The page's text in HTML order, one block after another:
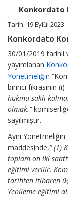
Konkordato
Tarih: 19 Eylül 2023
Konkordato
30/01/2019 tarihli
yayımlanan
Yönetmeliğin
birinci fıkrasının
hükmü saklı
olmak.”
sayılmıştır.
Aynı Yönetmeliğin
maddesinde,” (1)
toplam on iki
eğitimi verilir.
tarihten itibaren
Yenileme eğitimi